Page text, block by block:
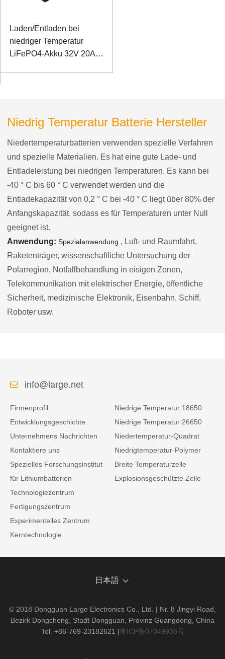
Laden/Entladen bei
niedriger Temperatur
LiFePO4-Akku 32V 20Ah
Niedrig Temperatur Batterie Hersteller
Niedertemperaturbatterien verwenden spezielle Verfahren
und spezielle Materialien. Es hat eine gute Lade- und
Entladeleistung bei niedrigen Temperaturen. Es kann bei
-40 ° C bis 60 ° C verwendet werden und die
Entladekapazität von 0,2 ° C bei -40 ° C liegt über 80% der
Anfangskapazität, sodass es für Temperaturen unter Null
geeignet ist.
Anwendung: Spezialanwendung , Luft- und Raumfahrt,
Raketenträger, wissenschaftliche Untersuchung der
Polarregion, Notfallbehandlung in eisigen Zonen,
Telekommunikation mit elektrischer Energie, öffentliche
Sicherheit, medizinische Elektronik, Eisenbahn, Schiff,
Roboter usw.
info@large.net
Firmenprofil
Entwicklungsgeschichte
Unternehmens Nachrichten
Kontaktiere uns
Spezielles Forschungsinstitut
für Lithiumbatterien
Technologiezentrum
Fertigungszentrum
Experimentelles Zentrum
Kerntechnologie
Niedrige Temperatur 18650
Niedrige Temperatur 26650
Niedertemperatur-Quadrat
Niedrigtemperatur-Polymer
Breite Temperaturzelle
Explosionsgeschützte Zelle
日本語
© 2018 Dongguan Large Electronics Co., Ltd. | Nr. 8 Jingyi Road,
Bezirk Dongcheng, Stadt Dongguan, Provinz Guangdong, China
Tel. +86-769-23182621 |粤ICP备07049936号